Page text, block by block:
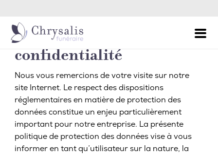
Politique de
confidentialité
Nous vous remercions de votre visite sur notre
site Internet. Le respect des dispositions
réglementaires en matière de protection des
données constitue un enjeu particulièrement
important pour notre entreprise. La présente
politique de protection des données vise à vous
informer en tant qu’utilisateur sur la nature, la